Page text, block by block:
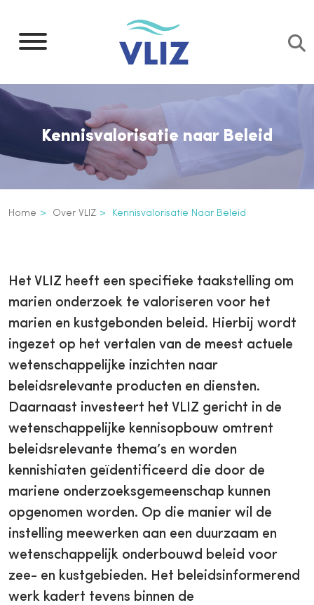
naar
inhoud
Kennisvalorisatie naar Beleid
Kruimelpad
Home Over VLIZ Kennisvalorisatie Naar Beleid
level
navigation
Het VLIZ heeft een specifieke taakstelling om
marien onderzoek te valoriseren voor het
marien en kustgebonden beleid. Hierbij wordt
ingezet op het vertalen van de meest actuele
wetenschappelijke inzichten naar
beleidsrelevante producten en diensten.
Daarnaast investeert het VLIZ gericht in de
wetenschappelijke kennisopbouw omtrent
beleidsrelevante thema’s en worden
kennishiaten geïdentificeerd die door de
mariene onderzoeksgemeenschap kunnen
opgenomen worden. Op die manier wil de
instelling meewerken aan een duurzaam en
wetenschappelijk onderbouwd beleid voor
zee- en kustgebieden. Het beleidsinformerend
werk kadert tevens binnen de